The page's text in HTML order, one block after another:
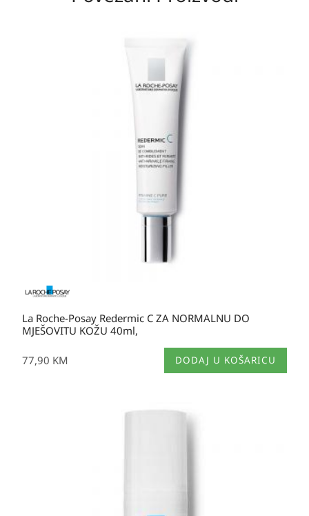
La Roche-Posay Redermic C ZA NORMALNU DO
MJEŠOVITU KOŽU 40ml,
77,90 KM DODAJ U KOŠARICU